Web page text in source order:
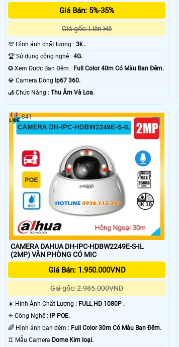
Giá Bán: 5%-35%
Giá gốc: Liên Hệ
💯 Hình ảnh chất lượng : 3k .
🏆 Sử dụng công nghệ : 4G.
✪ Xem Được Ban Đêm : Full Color 40m Có Màu Ban Ðêm.
💎 Camera Dòng Ip67 360.
️🛃 Chức Năng : Thu Âm Và Loa.
CAMERA DAHUA DH-IPC-HDBW2249E-S-IL
(2MP) VĂN PHÒNG CÓ MIC
Giá Bán: 1.950.000VND
Giá gốc: 2.985.000VND
☀️ Hình Ành Chất Lượng : FULL HD 1080P .
✳️ Công Nghệ :
IP POE.
🌈 Hình ảnh ban đêm : Full Color 30m Có Màu Ban Ðêm.
♊ Mẫu Camera Dome Kim loại.
841